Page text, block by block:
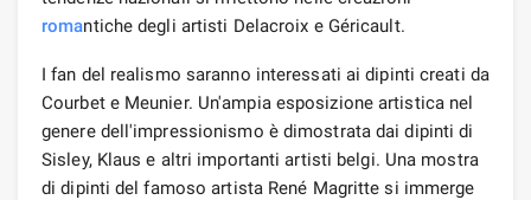
romantiche degli artisti Delacroix e Géricault.
I fan del realismo saranno interessati ai dipinti creati da
Courbet e Meunier. Un'ampia esposizione artistica nel
genere dell'impressionismo è dimostrata dai dipinti di
Sisley, Klaus e altri importanti artisti belgi. Una mostra
di dipinti del famoso artista René Magritte si immerge